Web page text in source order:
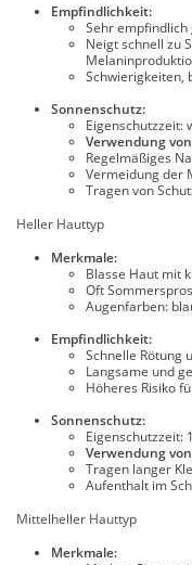
Empfindlichkeit:
Sehr empfindlich
Neigt schnell zu
Schwierigkeiten,
Sonnenschutz:
Eigenschutzzeit:
Verwendung
Regelmäßiges
Vermeidung der
Tragen von
Heller Hauttyp
Merkmale:
Blasse Haut mit
Oft
Augenfarben:
Empfindlichkeit:
Schnelle Rötung
Langsame und
Höheres Risiko
Sonnenschutz:
Eigenschutzzeit:
Verwendung
Tragen langer
Aufenthalt im
Mittelheller Hauttyp
Merkmale: